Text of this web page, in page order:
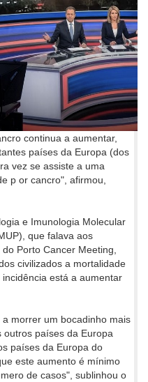
continua a aumentar,
países da Europa (dos
vez se assiste a uma
p or cancro", afirmou,
e Imunologia Molecular
que falava aos
Porto Cancer Meeting,
civilizados a mortalidade
está a aumentar
morrer um bocadinho mais
países da Europa
países da Europa do
este aumento é mínimo
de casos", sublinhou o